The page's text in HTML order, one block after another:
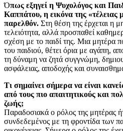
Όπως εξηγεί η Ψυχολόγος και
Καππάτου, η εικόνα της «τέλειας
παρελθόν. Στη θέση της έρχεται η
τελειότητα, αλλά προσπαθεί
σχέση με το παιδί της. Μια μητέρα
του παιδιού, θέτει όρια με αγάπη,
τη δύναμη να ζητά συγγνώμη,
ασφάλειας, αποδοχής και
Τι σημαίνει σήμερα να είναι
από τους πιο απαιτητικούς και
ζωής;
Παραδοσιακά ο ρόλος της μητέρας
συνδεδεμένος με τη φροντίδα των